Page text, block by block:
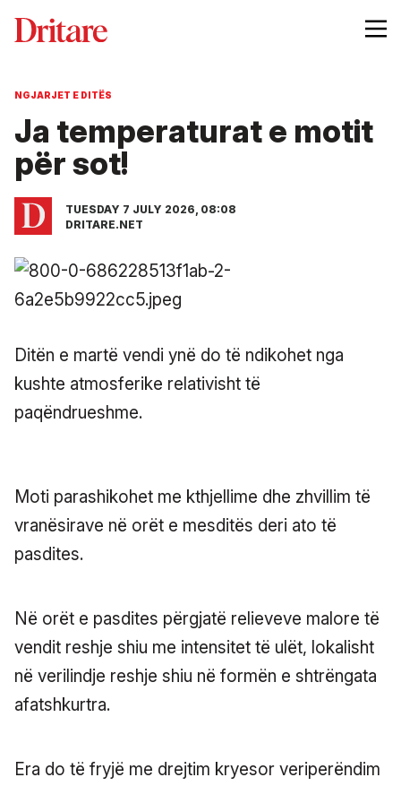
NGJARJET E DITËS
Ja temperaturat e motit
për sot!
TUESDAY 7 JULY 2026, 08:08
DRITARE.NET
Ditën e martë vendi ynë do të ndikohet nga
kushte atmosferike relativisht të
paqëndrueshme.
Moti parashikohet me kthjellime dhe zhvillim të
vranësirave në orët e mesditës deri ato të
pasdites.
Në orët e pasdites përgjatë relieveve malore të
vendit reshje shiu me intensitet të ulët, lokalisht
në verilindje reshje shiu në formën e shtrëngata
afatshkurtra.
Era do të fryjë me drejtim kryesor veriperëndim